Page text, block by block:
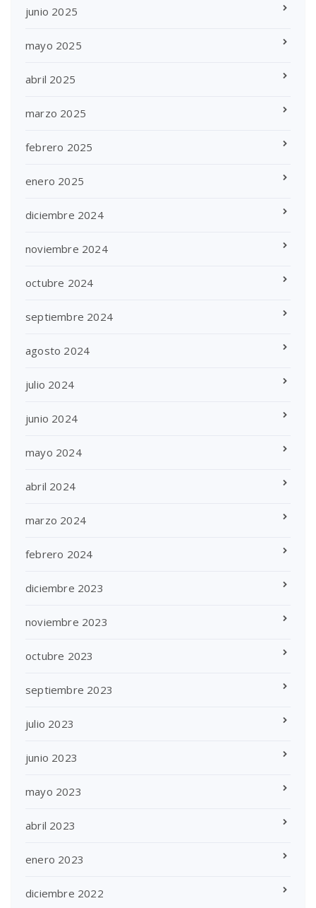
junio 2025
mayo 2025
abril 2025
marzo 2025
febrero 2025
enero 2025
diciembre 2024
noviembre 2024
octubre 2024
septiembre 2024
agosto 2024
julio 2024
junio 2024
mayo 2024
abril 2024
marzo 2024
febrero 2024
diciembre 2023
noviembre 2023
octubre 2023
septiembre 2023
julio 2023
junio 2023
mayo 2023
abril 2023
enero 2023
diciembre 2022